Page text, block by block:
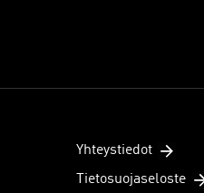
Yhteystiedot
Tietosuojaseloste